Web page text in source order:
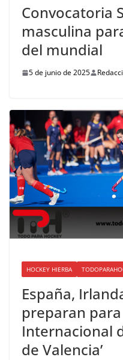
Convocatoria
masculina
del mundial
5 de junio de 2025
HOCKEY HIERBA
España,
preparan
Internacional
de Valencia’